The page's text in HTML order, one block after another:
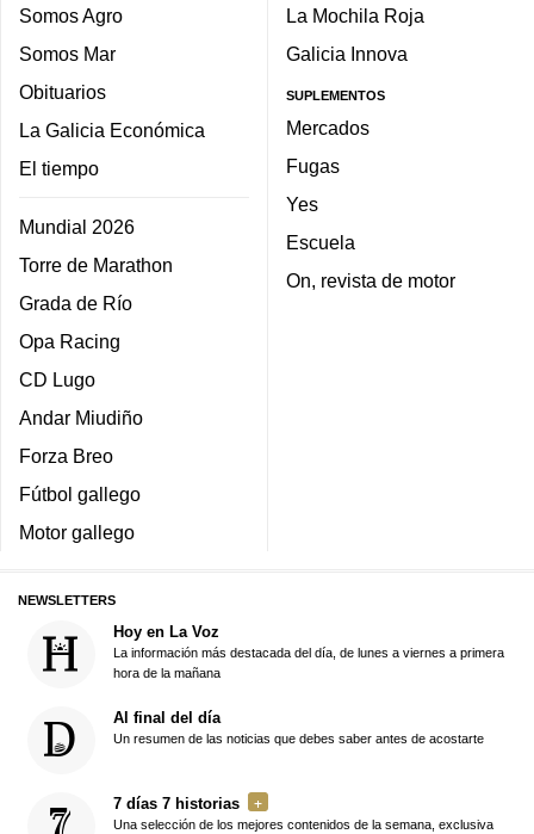
Somos Agro
Somos Mar
Obituarios
La Galicia Económica
El tiempo
Mundial 2026
Torre de Marathon
Grada de Río
Opa Racing
CD Lugo
Andar Miudiño
Forza Breo
Fútbol gallego
Motor gallego
La Mochila Roja
Galicia Innova
SUPLEMENTOS
Mercados
Fugas
Yes
Escuela
On, revista de motor
NEWSLETTERS
Hoy en La Voz
La información más destacada del día, de lunes a viernes a primera
hora de la mañana
Al final del día
Un resumen de las noticias que debes saber antes de acostarte
7 días 7 historias
Una selección de los mejores contenidos de la semana, exclusiva